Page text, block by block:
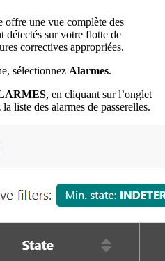
offre une vue complète des
détectés sur votre flotte de
correctives appropriées.
sélectionnez Alarmes.
, en cliquant sur l’onglet
liste des alarmes de passerelles.